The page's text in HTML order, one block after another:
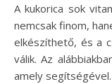
A kukorica sok
nemcsak finom,
elkészíthető, és a
válik. Az
amely